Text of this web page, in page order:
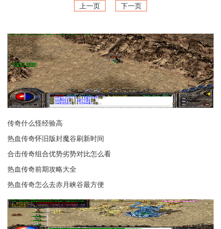
上一页 下一页
传奇什么怪经验高
热血传奇怀旧版封魔谷刷新时间
合击传奇组合优势劣势对比怎么看
热血传奇前期攻略大全
热血传奇怎么去赤月峡谷最方便